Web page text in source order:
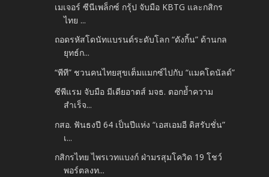
เมเจอร์ ซีนีเพล็กซ์ กรุ้ป จับมือ KBTG และกสิกร
ไทย ...
ถอดรหัสโดนัทแบรนด์ระดับโลก “ดังกิ้น” ด้านกล
ยุทธ์ก...
“พีที” ชวนคนไทยสุขเต็มแมกซ์ไปกับ “แมคโดนัลด์”
ซีพีแรม จับมือ มีเดียอาตส์ มจธ. ตอกย้ำความ
สำเร็จ...
กสอ. ฟันธงปี 64 เป็นปีแห่ง “เอสเอมอี ดิสรับชั่น”
เ...
กสิกรไทย ไพรเวทแบงก์ ฝ่ามรสุมโควิด 19 โชว์
พอร์ตลงท...